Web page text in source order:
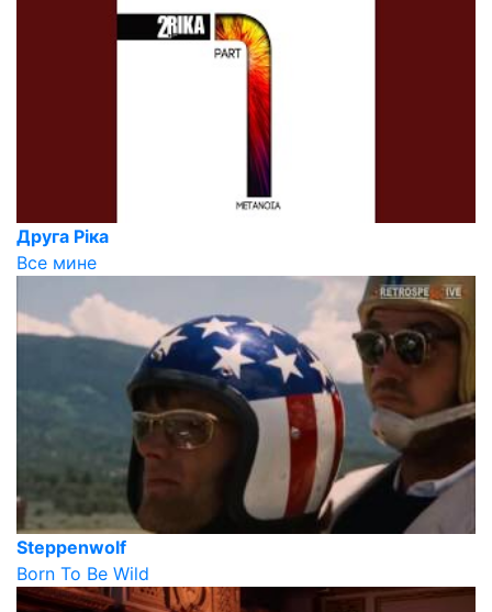
Друга Ріка
Все мине
Steppenwolf
Born To Be Wild